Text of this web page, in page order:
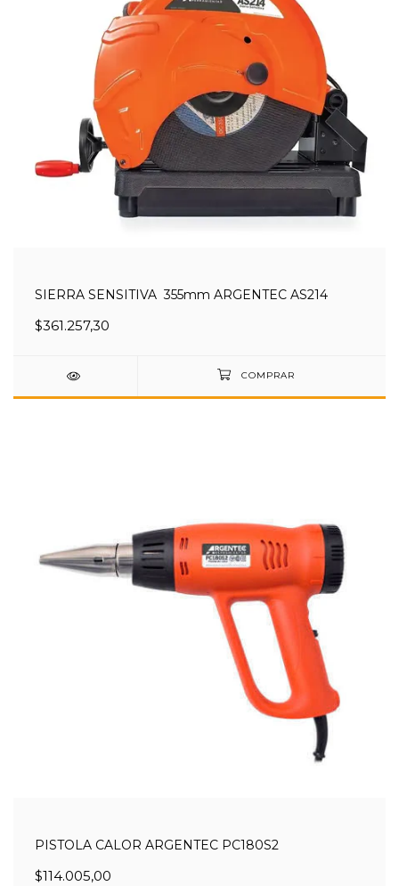
SIERRA SENSITIVA 355mm ARGENTEC AS214
$361.257,30
PISTOLA CALOR ARGENTEC PC180S2
$114.005,00